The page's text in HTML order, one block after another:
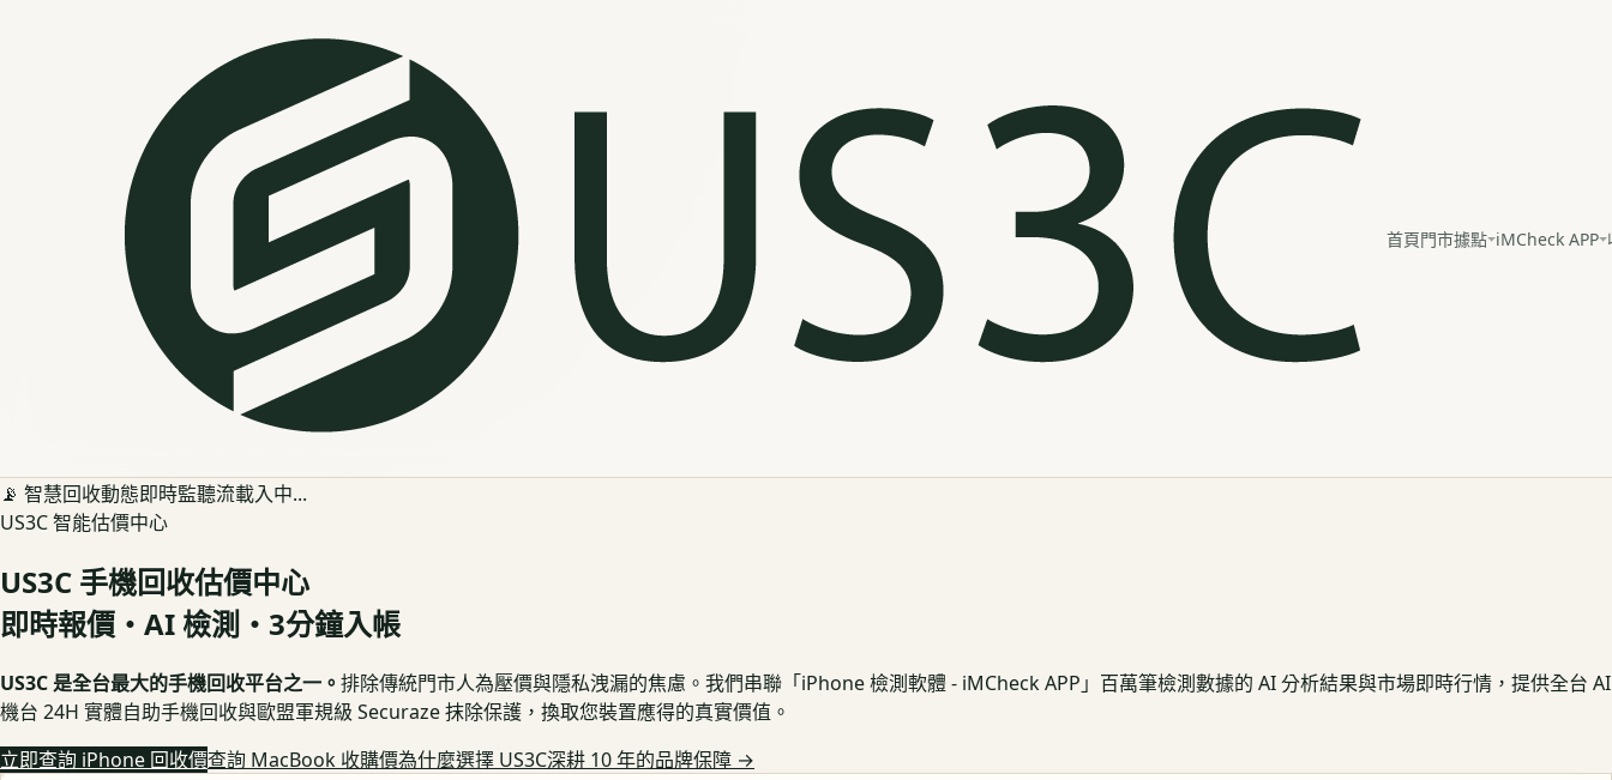
首頁門市據點 iMCheck APP
📡 智慧回收動態即時監聽流載入中...
US3C 智能估價中心
US3C 手機回收估價中心
即時報價・AI 檢測・3分鐘入帳
US3C 是全台最大的手機回收平台之一。 排除傳統門市人為壓價與隱私洩漏的焦慮。我們串聯「iPhone 檢測軟體 - iMCheck APP」百萬筆檢測數據的 AI 分析結果與市場即時行情，提供全台 AI
機台 24H 實體自助手機回收與歐盟軍規級 Securaze 抹除保護，換取您裝置應得的真實價值。
立即查詢 iPhone 回收價查詢 MacBook 收購價為什麼選擇 US3C深耕 10 年的品牌保障 →